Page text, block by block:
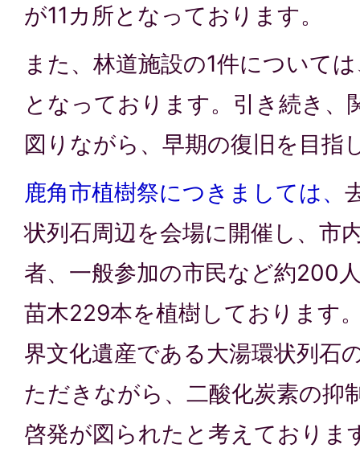
が11カ所となっております。
また、林道施設の1件について
となっております。引き続き、
図りながら、早期の復旧を目指
鹿角市植樹祭につきましては、
状列石周辺を会場に開催し、市
者、一般参加の市民など約200
苗木229本を植樹しております
界文化遺産である大湯環状列石
ただきながら、二酸化炭素の抑
啓発が図られたと考えておりま